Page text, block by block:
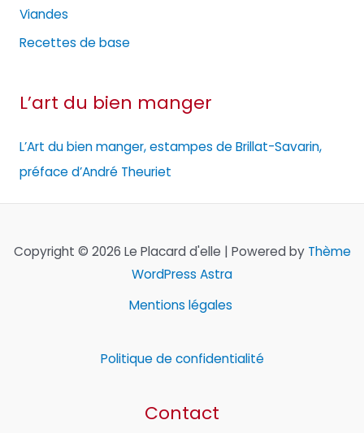
Viandes
Recettes de base
L’art du bien manger
L’Art du bien manger, estampes de Brillat-Savarin,
préface d’André Theuriet
Copyright © 2026 Le Placard d'elle | Powered by Thème
WordPress Astra
Mentions légales
Politique de confidentialité
Contact